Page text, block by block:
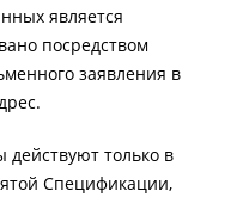
является
посредством
заявления в
только в
Спецификации,